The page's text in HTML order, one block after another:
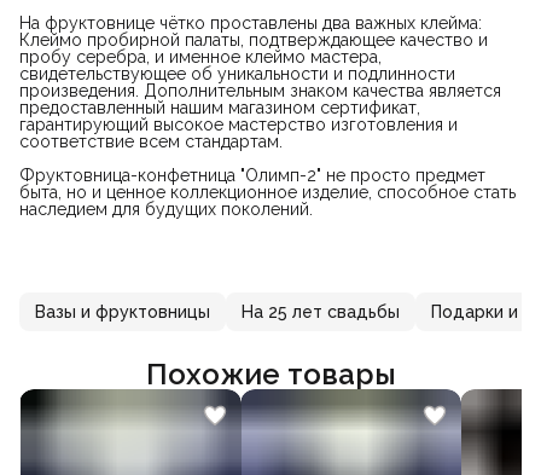
На фруктовнице чётко проставлены два важных клейма:
Клеймо пробирной палаты, подтверждающее качество и
пробу серебра, и именное клеймо мастера,
свидетельствующее об уникальности и подлинности
произведения. Дополнительным знаком качества является
предоставленный нашим магазином сертификат,
гарантирующий высокое мастерство изготовления и
соответствие всем стандартам.
Фруктовница-конфетница "Олимп-2" не просто предмет
быта, но и ценное коллекционное изделие, способное стать
наследием для будущих поколений.
Вазы и фруктовницы На 25 лет свадьбы Подарки и
Похожие товары